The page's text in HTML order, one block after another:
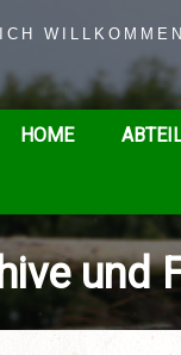
WILLKOMMEN
HOME
und